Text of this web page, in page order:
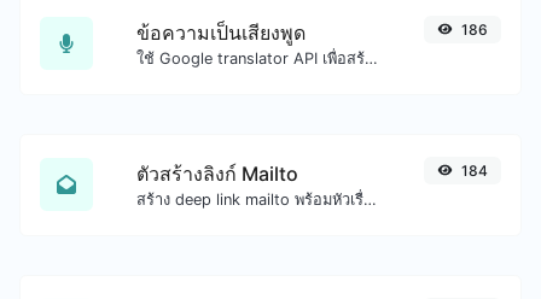
ข้อความเป็นเสียงพูด
ใช้ Google translator API เพื่อสร้างเสียงข้อความเป็นเสียงพูด
186
ตัวสร้างลิงก์ Mailto
สร้าง deep link mailto พร้อมหัวเรื่อง เนื้อหา สำเนาถึง สำเนาลับ และรับโค้ด HTML ด้วย
184